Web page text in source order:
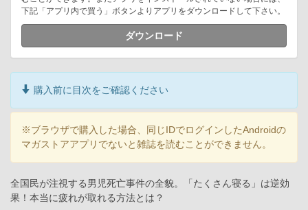
下記「アプリ内で買う」ボタンよりアプリをダウンロードして下さい。
ダウンロード
購入前に目次をご確認ください
※ブラウザで購入した場合、同じIDでログインしたAndroidの
マガストアアプリでないと雑誌を読むことができません。
全国民が注視する男児死亡事件の全貌。「たくさん寝る」は逆効
果！本当に疲れが取れる方法とは？